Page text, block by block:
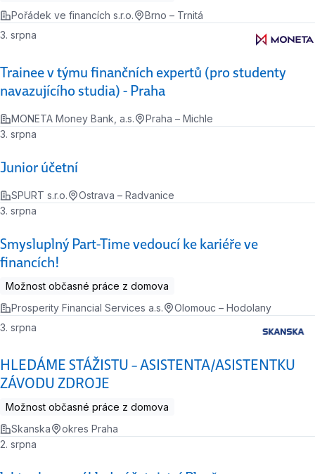
Pořádek ve financích s.r.o.
Brno – Trnitá
Trainee v týmu finančních expertů (pro studenty
navazujícího studia) - Praha
3. srpna
MONETA Money Bank, a.s. Praha – Michle
Junior účetní
3. srpna
SPURT s.r.o. Ostrava – Radvanice
Smysluplný Part-Time vedoucí ke kariéře ve
financích!
3. srpna
Možnost občasné práce z domova
Prosperity Financial Services a.s.
Olomouc – Hodolany
HLEDÁME STÁŽISTU – ASISTENTA/ASISTENTKU
ZÁVODU ZDROJE
3. srpna
Možnost občasné práce z domova
Skanska
okres Praha
2. srpna